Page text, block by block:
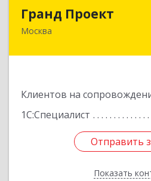
Гранд Проект
Москва
Клиентов на
1С:Специалист
Отправить
Показать
111033, Москва г,
Отправить
Назад